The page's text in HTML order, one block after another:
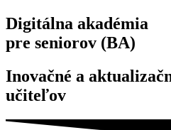
Digitálna akadémia
pre seniorov (BA)
Inovačné a
učiteľov